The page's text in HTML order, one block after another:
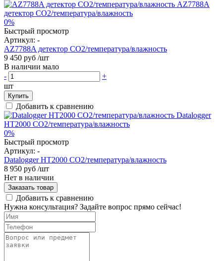
0%
Быстрый просмотр
Артикул: -
AZ7788A детектор СО2/температура/влажность
9 450 руб /шт
В наличии мало
-
+
шт
Купить
Добавить к сравнению
0%
Быстрый просмотр
Артикул: -
Datalogger HT2000 СО2/температура/влажность
8 950 руб /шт
Нет в наличии
Заказать товар
Добавить к сравнению
Нужна консультация? Задайте вопрос прямо сейчас!